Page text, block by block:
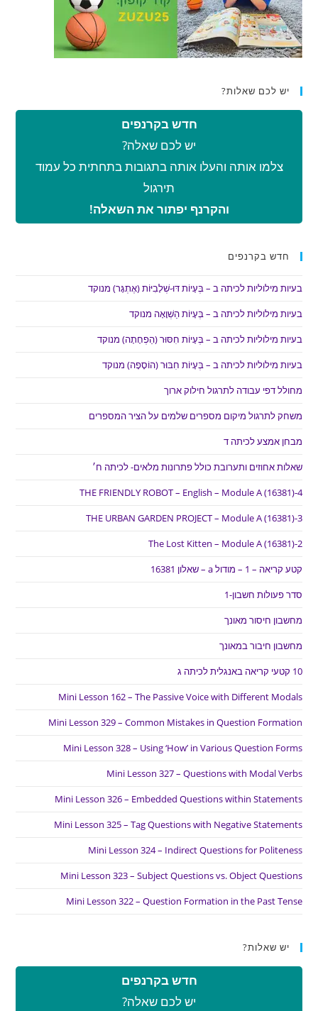
יש לכם שאלות?
חדש בקרנפים
יש לכם שאלה?
צלמו אותה והעלו אותה בתגובות בתחתית כל עמוד
תירגול
והקרנף יפתור את השאלה!
חדש בקרנפים
בעיות מילוליות לכיתה ב – בְּעָיוֹת דּוּ-שְׁלָבִיּוֹת (אֶתְגָּר) מנוקד
בעיות מילוליות לכיתה ב – בְּעָיוֹת הַשְׁוָאָה מנוקד
בעיות מילוליות לכיתה ב – בְּעָיוֹת חִסּוּר (הַפְחָתָה) מנוקד
בעיות מילוליות לכיתה ב – בְּעָיוֹת חִבּוּר (הוֹסָפָה) מנוקד
מחולל דפי עבודה לתרגול חילוק ארוך
משחק לתרגול מיקום מספרים שלמים על הציר המספרים
מבחן אמצע לכיתה ד
שאלות אחוזים ותערובת כולל פתרונות מלאים- לכיתה ח׳
THE FRIENDLY ROBOT – English – Module A (16381)-4
THE URBAN GARDEN PROJECT – Module A (16381)-3
The Lost Kitten – Module A (16381)-2
קטע קריאה – 1 – מודול a – שאלון 16381
סדר פעולות חשבון-1
מחשבון חיסור מאונך
מחשבון חיבור במאונך
10 קטעי קריאה באנגלית לכיתה ג
Mini Lesson 162 – The Passive Voice with Different Modals
Mini Lesson 329 – Common Mistakes in Question Formation
Mini Lesson 328 – Using ‘How’ in Various Question Forms
Mini Lesson 327 – Questions with Modal Verbs
Mini Lesson 326 – Embedded Questions within Statements
Mini Lesson 325 – Tag Questions with Negative Statements
Mini Lesson 324 – Indirect Questions for Politeness
Mini Lesson 323 – Subject Questions vs. Object Questions
Mini Lesson 322 – Question Formation in the Past Tense
יש שאלות?
חדש בקרנפים
יש לכם שאלה?